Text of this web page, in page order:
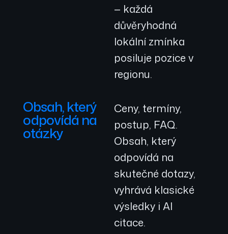
— každá
důvěryhodná
lokální zmínka
posiluje pozice v
regionu.
Obsah, který
odpovídá na
otázky
Ceny, termíny,
postup, FAQ.
Obsah, který
odpovídá na
skutečné dotazy,
vyhrává klasické
výsledky i AI
citace.